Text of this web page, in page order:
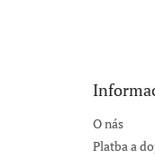
O nás
Platba a